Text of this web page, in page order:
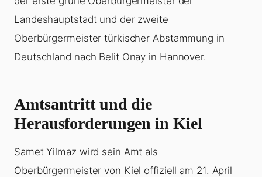
Landeshauptstadt und der zweite
Oberbürgermeister türkischer Abstammung in
Deutschland nach Belit Onay in Hannover.
Amtsantritt und die
Herausforderungen in Kiel
Samet Yilmaz wird sein Amt als
Oberbürgermeister von Kiel offiziell am 21. April